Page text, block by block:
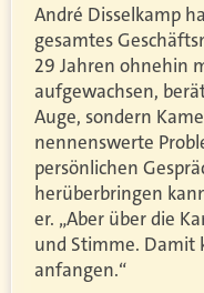
André Disselkamp
gesamtes
29 Jahren ohnehin
aufgewachsen,
Auge, sondern
nennenswerte
persönlichen
herüberbringen
er. „Aber über die
und Stimme. Damit
anfangen.“